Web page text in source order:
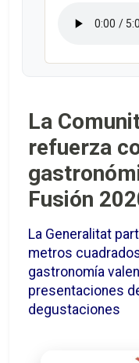
La
refuerza
Fusión
La Generalitat
metros
gastronomía
presentaciones
degustaciones